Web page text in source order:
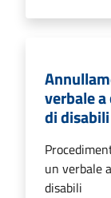
verbale
di disabili
un verbale
disabili